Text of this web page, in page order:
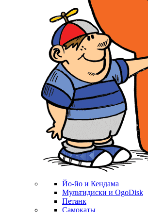
Йо-йо и Кендама
Мультидиски и OgoDisk
Петанк
Самокаты